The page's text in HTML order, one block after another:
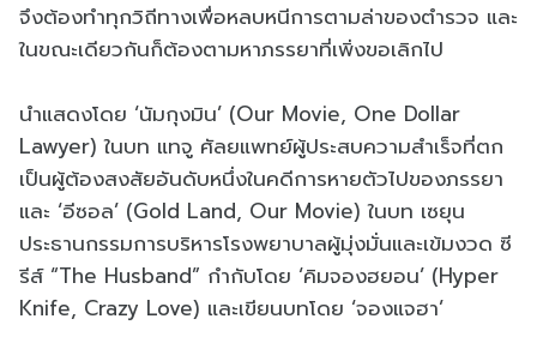
จึงต้องทำทุกวิถีทางเพื่อหลบหนีการตามล่าของตำรวจ และ
ในขณะเดียวกันก็ต้องตามหาภรรยาที่เพิ่งขอเลิกไป
นำแสดงโดย ‘นัมกุงมิน’ (Our Movie, One Dollar
Lawyer) ในบท แทจู ศัลยแพทย์ผู้ประสบความสำเร็จที่ตก
เป็นผู้ต้องสงสัยอันดับหนึ่งในคดีการหายตัวไปของภรรยา
และ ‘อีซอล’ (Gold Land, Our Movie) ในบท เซยุน
ประธานกรรมการบริหารโรงพยาบาลผู้มุ่งมั่นและเข้มงวด ซี
รีส์ “The Husband” กำกับโดย ‘คิมจองฮยอน’ (Hyper
Knife, Crazy Love) และเขียนบทโดย ‘จองแจฮา’